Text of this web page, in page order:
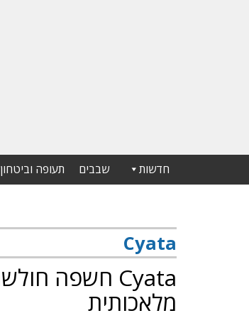
חדשות שבבים תעופה וביטחון
Cyata
מלאכותית